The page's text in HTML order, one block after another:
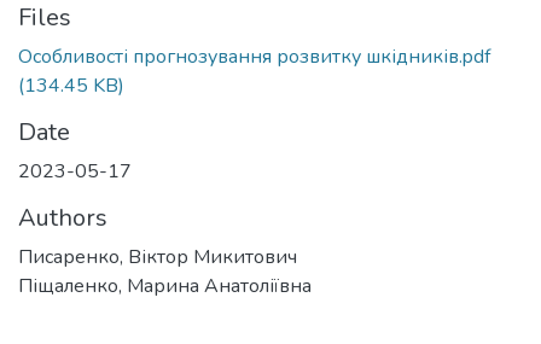
Files
Особливості прогнозування розвитку шкідників.pdf
(134.45 KB)
Date
2023-05-17
Authors
Писаренко, Віктор Микитович
Піщаленко, Марина Анатоліївна